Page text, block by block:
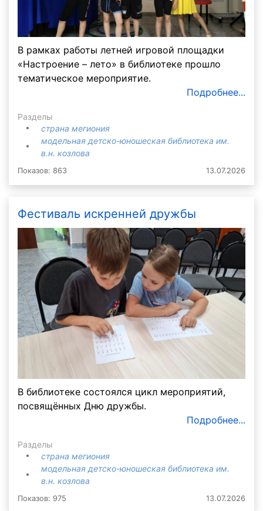
В рамках работы летней игровой площадки
«Настроение – лето» в библиотеке прошло
тематическое мероприятие.
Подробнее...
Разделы
страна мегиония
модельная детско-юношеская библиотека им.
в.н. козлова
Показов: 863 13.07.2026
Фестиваль искренней дружбы
В библиотеке состоялся цикл мероприятий,
посвящённых Дню дружбы.
Подробнее...
Разделы
страна мегиония
модельная детско-юношеская библиотека им.
в.н. козлова
Показов: 975 13.07.2026